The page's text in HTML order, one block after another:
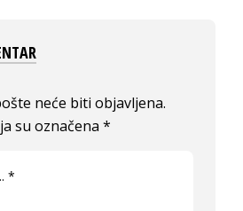
neće biti objavljena.
su označena*